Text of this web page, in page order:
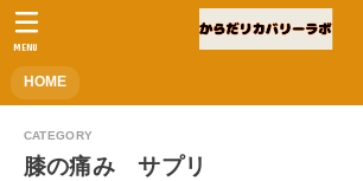
HOME
MENU
膝の痛み サプリ